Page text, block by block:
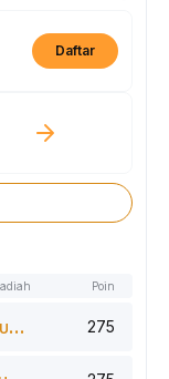
Daftar
Poin
USDT 275